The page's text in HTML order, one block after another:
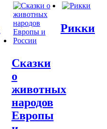
Сказки
о
животных
народов
Европы
Рикки